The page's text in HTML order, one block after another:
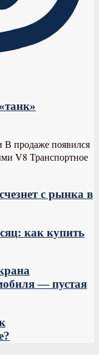
В продаже появился
V8 Транспортное
с рынка в
как купить
— пустая